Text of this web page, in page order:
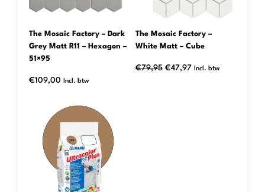
The Mosaic Factory – Dark
Grey Matt R11 – Hexagon –
51×95
€109,00 Incl. btw
The Mosaic Factory –
White Matt – Cube
€79,95 Oorspronkelijke
€47,97Huidige
Incl. btw